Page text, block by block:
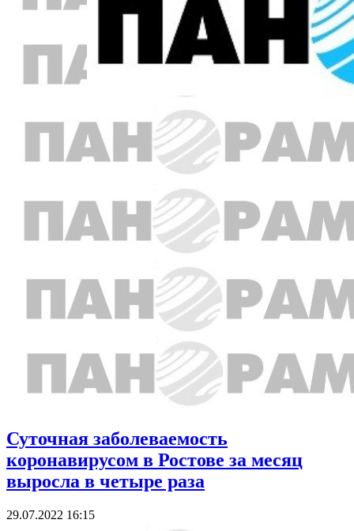
Суточная заболеваемость
коронавирусом в Ростове за месяц
выросла в четыре раза
29.07.2022 16:15